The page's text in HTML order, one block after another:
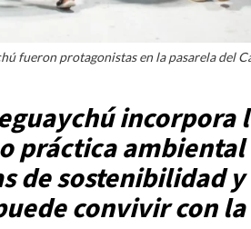
fueron protagonistas en la pasarela del
incorpora
práctica
de sostenibilidad
convivir con la